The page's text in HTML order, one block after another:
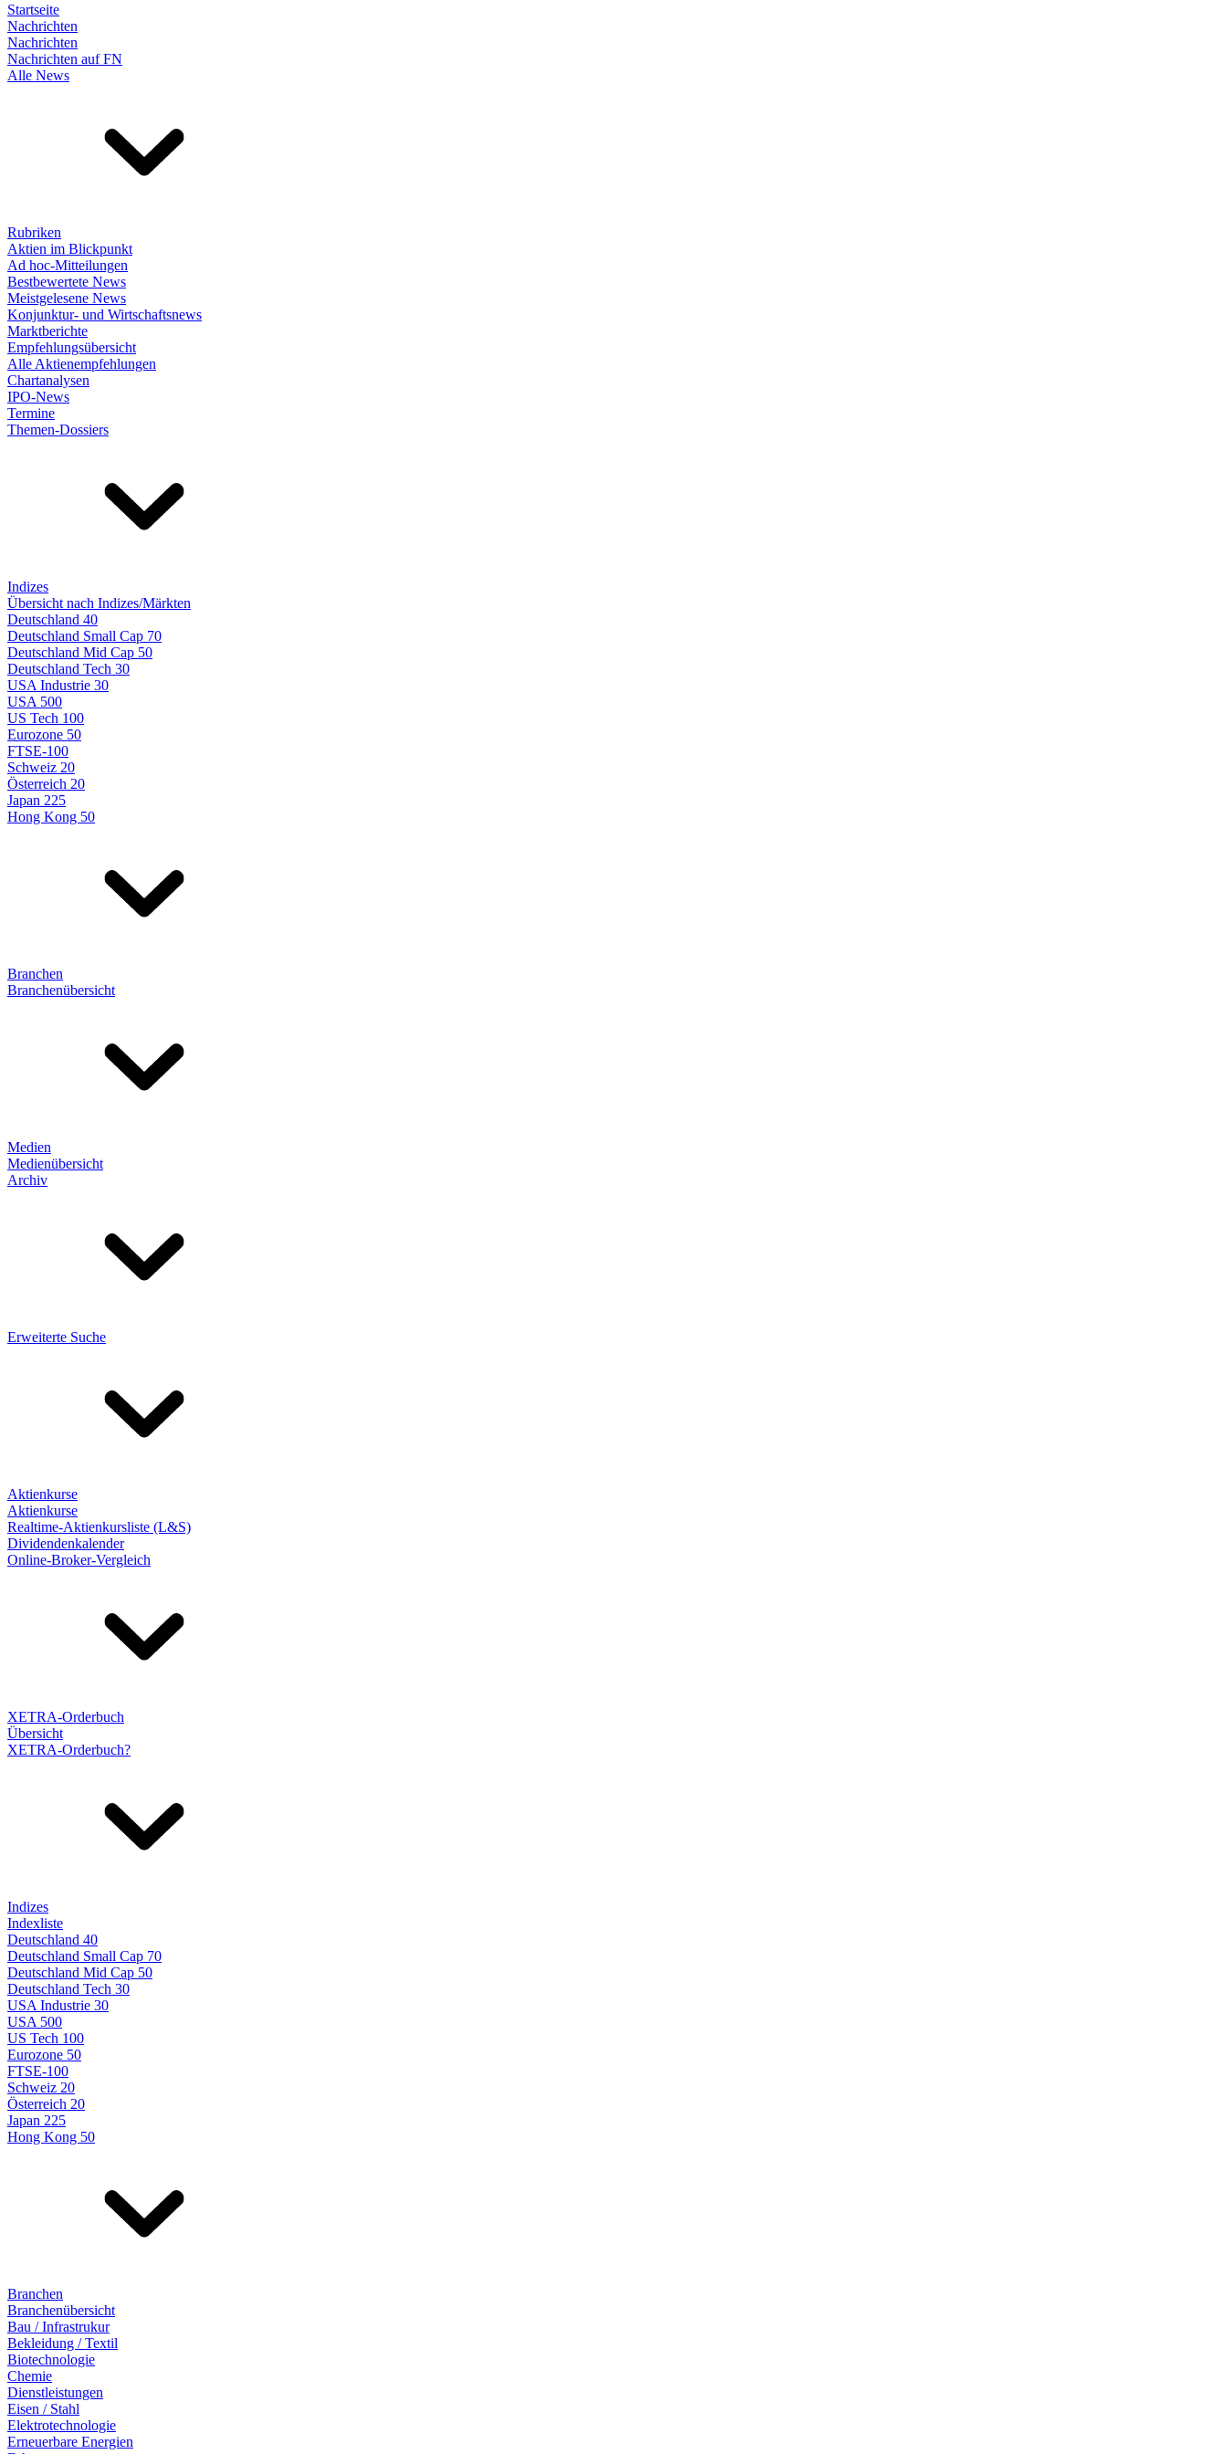
Startseite
Nachrichten
Nachrichten
Nachrichten auf FN
Alle News
Rubriken
Aktien im Blickpunkt
Ad hoc-Mitteilungen
Bestbewertete News
Meistgelesene News
Konjunktur- und Wirtschaftsnews
Marktberichte
Empfehlungsübersicht
Alle Aktienempfehlungen
Chartanalysen
IPO-News
Termine
Themen-Dossiers
Indizes
Übersicht nach Indizes/Märkten
Deutschland 40
Deutschland Small Cap 70
Deutschland Mid Cap 50
Deutschland Tech 30
USA Industrie 30
USA 500
US Tech 100
Eurozone 50
FTSE-100
Schweiz 20
Österreich 20
Japan 225
Hong Kong 50
Branchen
Branchenübersicht
Medien
Medienübersicht
Archiv
Erweiterte Suche
Aktienkurse
Aktienkurse
Realtime-Aktienkursliste (L&S)
Dividendenkalender
Online-Broker-Vergleich
XETRA-Orderbuch
Übersicht
XETRA-Orderbuch?
Indizes
Indexliste
Deutschland 40
Deutschland Small Cap 70
Deutschland Mid Cap 50
Deutschland Tech 30
USA Industrie 30
USA 500
US Tech 100
Eurozone 50
FTSE-100
Schweiz 20
Österreich 20
Japan 225
Hong Kong 50
Branchen
Branchenübersicht
Bau / Infrastrukur
Bekleidung / Textil
Biotechnologie
Chemie
Dienstleistungen
Eisen / Stahl
Elektrotechnologie
Erneuerbare Energien